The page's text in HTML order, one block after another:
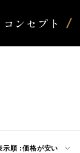
コンセプト
示順 :価格が安い